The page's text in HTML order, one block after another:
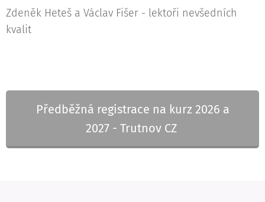
Zdeněk Heteš a Václav Fišer - lektoři nevšedních
kvalit
Předběžná registrace na kurz 2026 a
2027 - Trutnov CZ